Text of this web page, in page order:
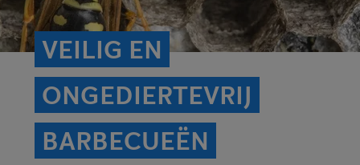
VEILIG EN
ONGEDIERTEVRIJ
BARBECUEËN